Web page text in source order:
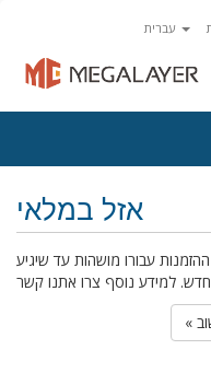
אזל במלאי
עבורו מושהות עד שיגיע